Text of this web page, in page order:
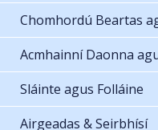
Chomhordú Beartas
Acmhainní Daonna
Sláinte agus Folláine
Airgeadas & Seirbhísí